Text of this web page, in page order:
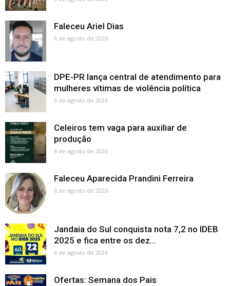
Faleceu Ariel Dias
6 de agosto de 2026
DPE-PR lança central de atendimento para
mulheres vítimas de violência política
6 de agosto de 2026
Celeiros tem vaga para auxiliar de
produção
6 de agosto de 2026
Faleceu Aparecida Prandini Ferreira
6 de agosto de 2026
Jandaia do Sul conquista nota 7,2 no IDEB
2025 e fica entre os dez...
6 de agosto de 2026
Ofertas: Semana dos Pais